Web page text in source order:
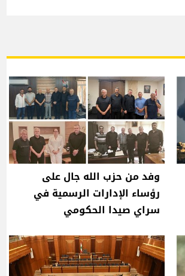
وفد من حزب الله جال على
رؤساء الإدارات الرسمية في
سراي صيدا الحكومي